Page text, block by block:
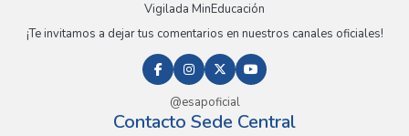
Vigilada MinEducación
¡Te invitamos a dejar tus comentarios en nuestros canales oficiales!
@esapoficial
Contacto Sede Central